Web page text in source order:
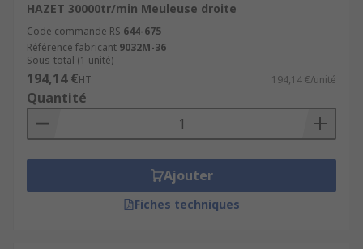
HAZET 30000tr/min Meuleuse droite
Code commande RS 644-675
Référence fabricant 9032M-36
Sous-total (1 unité)
194,14 €HT 194,14 €/unité
Quantité
Ajouter
Fiches techniques